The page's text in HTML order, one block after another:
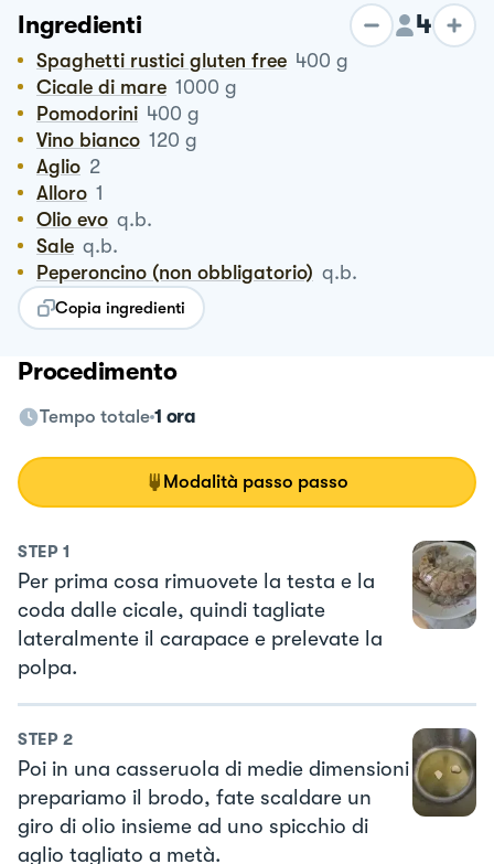
Ingredienti 4
Spaghetti rustici gluten free 400 g
Cicale di mare 1000 g
Pomodorini 400 g
vino bianco 120 g
Aglio 2
Alloro 1
Olio evo q.b.
Sale q.b.
Peperoncino (non obbligatorio) q.b.
Copia ingredienti
Procedimento
Tempo totale 1 ora
Modalità passo passo
STEP 1
Per prima cosa rimuovete la testa e la
coda dalle cicale, quindi tagliate
lateralmente il carapace e prelevate la
polpa.
STEP 2
Poi in una casseruola di medie dimensioni
prepariamo il brodo, fate scaldare un
giro di olio insieme ad uno spicchio di
aglio tagliato a metà.